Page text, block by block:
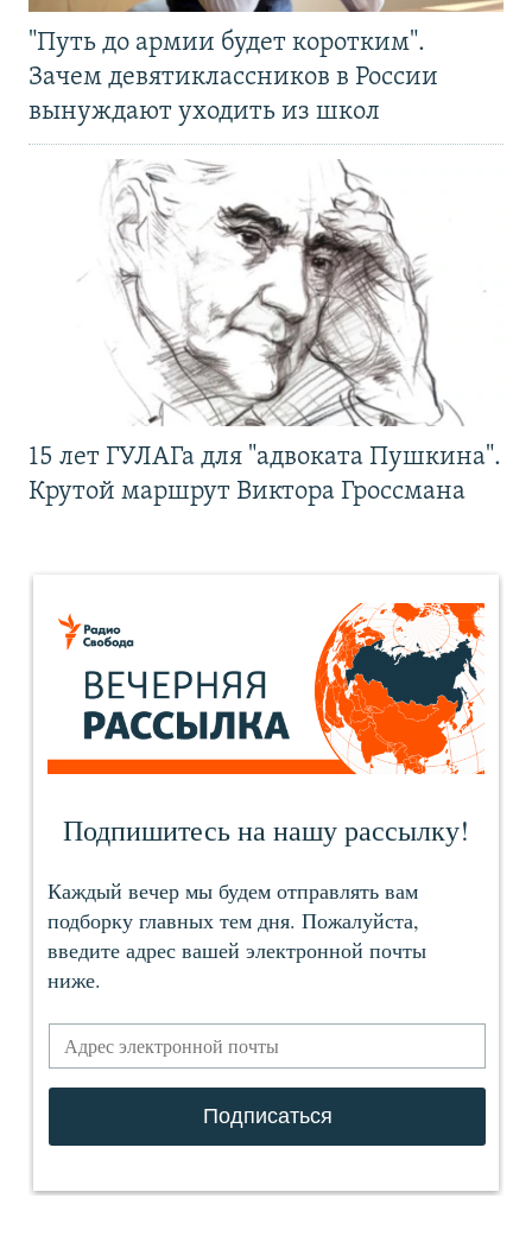
"Путь до армии будет коротким".
Зачем девятиклассников в России
вынуждают уходить из школ
15 лет ГУЛАГа для "адвоката Пушкина".
Крутой маршрут Виктора Гроссмана